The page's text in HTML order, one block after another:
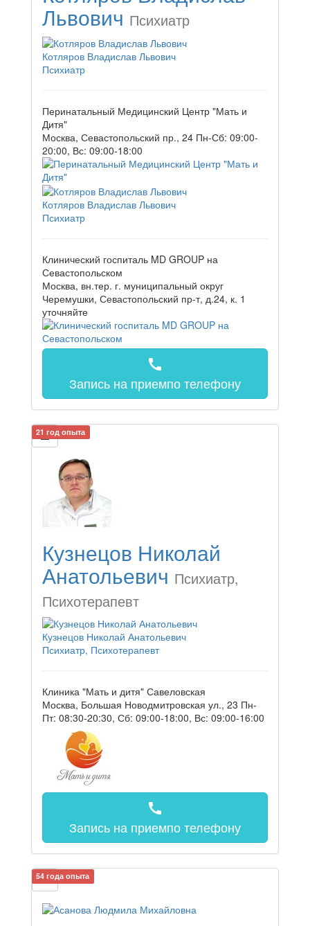
Львович Психиатр
Котляров Владислав Львович
Психиатр
Перинатальный Медицинский Центр "Мать и
Дитя"
Москва, Севастопольский пр., 24 Пн-Сб: 09:00-
20:00, Вс: 09:00-18:00
Котляров Владислав Львович
Психиатр
Клинический госпиталь MD GROUP на
Севастопольском
Москва, вн.тер. г. муниципальный округ
Черемушки, Севастопольский пр-т, д.24, к. 1
уточняйте
call
Запись на приемпо телефону
21 год опыта
Кузнецов Николай
Анатольевич Психиатр,
Психотерапевт
Кузнецов Николай Анатольевич
Психиатр, Психотерапевт
Клиника "Мать и дитя" Савеловская
Москва, Большая Новодмитровская ул., 23 Пн-
Пт: 08:30-20:30, Сб: 09:00-18:00, Вс: 09:00-16:00
call
Запись на приемпо телефону
54 года опыта